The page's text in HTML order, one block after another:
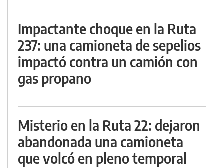
Impactante choque en la Ruta
237: una camioneta de sepelios
impactó contra un camión con
gas propano
Misterio en la Ruta 22: dejaron
abandonada una camioneta
que volcó en pleno temporal